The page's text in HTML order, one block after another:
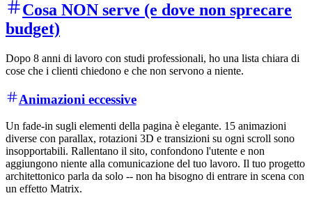
Cosa NON serve (e dove non sprecare
budget)
Dopo 8 anni di lavoro con studi professionali, ho una lista chiara di
cose che i clienti chiedono e che non servono a niente.
Animazioni eccessive
Un fade-in sugli elementi della pagina è elegante. 15 animazioni
diverse con parallax, rotazioni 3D e transizioni su ogni scroll sono
insopportabili. Rallentano il sito, confondono l'utente e non
aggiungono niente alla comunicazione del tuo lavoro. Il tuo progetto
architettonico parla da solo -- non ha bisogno di entrare in scena con
un effetto Matrix.